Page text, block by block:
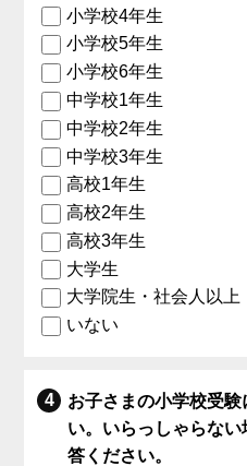
小学校4年生
小学校5年生
小学校6年生
中学校1年生
中学校2年生
中学校3年生
高校1年生
高校2年生
高校3年生
大学生
大学院生・社会人以上
いない
お子さまの小学校受
い。いらっしゃらな
答ください。